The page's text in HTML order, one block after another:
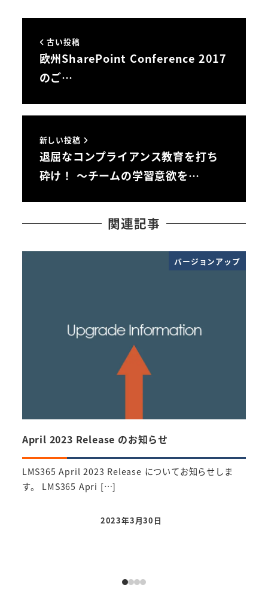
古い投稿
欧州SharePoint Conference 2017
のご…
新しい投稿
退屈なコンプライアンス教育を打ち
砕け！ ～チームの学習意欲を…
関連記事
バージョンアップ
April 2023 Release のお知らせ
LMS365 April 2023 Release についてお知らせしま
す。 LMS365 Apri […]
投稿日
2023年3月30日